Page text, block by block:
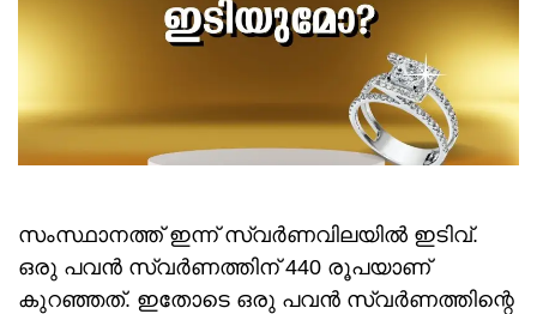
സംസ്ഥാനത്ത് ഇന്ന് സ്വർണവിലയിൽ ഇടിവ്.
ഒരു പവൻ സ്വർണത്തിന് 440 രൂപയാണ്
കുറഞ്ഞത്. ഇതോടെ ഒരു പവൻ സ്വർണത്തിന്റെ